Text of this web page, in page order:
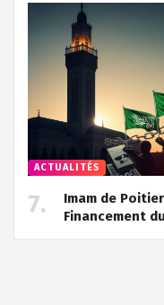
ACTUALITÉS
Imam de
Financement